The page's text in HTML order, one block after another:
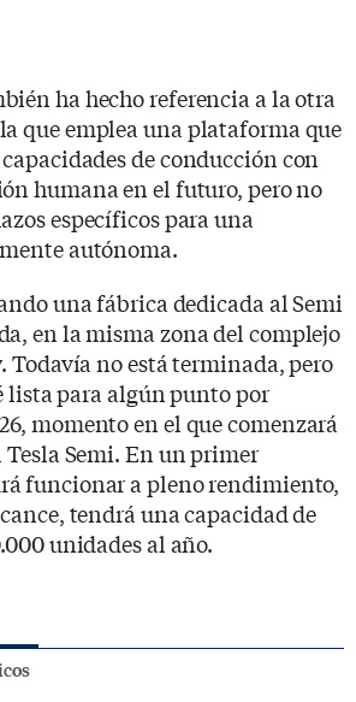
ha hecho referencia a la otra
que emplea una plataforma que
de conducción con
humana en el futuro, pero no
específicos para una
autónoma.
una fábrica dedicada al Semi
en la misma zona del complejo
Todavía no está terminada, pero
lista para algún punto por
momento en el que comenzará
Semi. En un primer
funcionar a pleno rendimiento,
tendrá una capacidad de
unidades al año.